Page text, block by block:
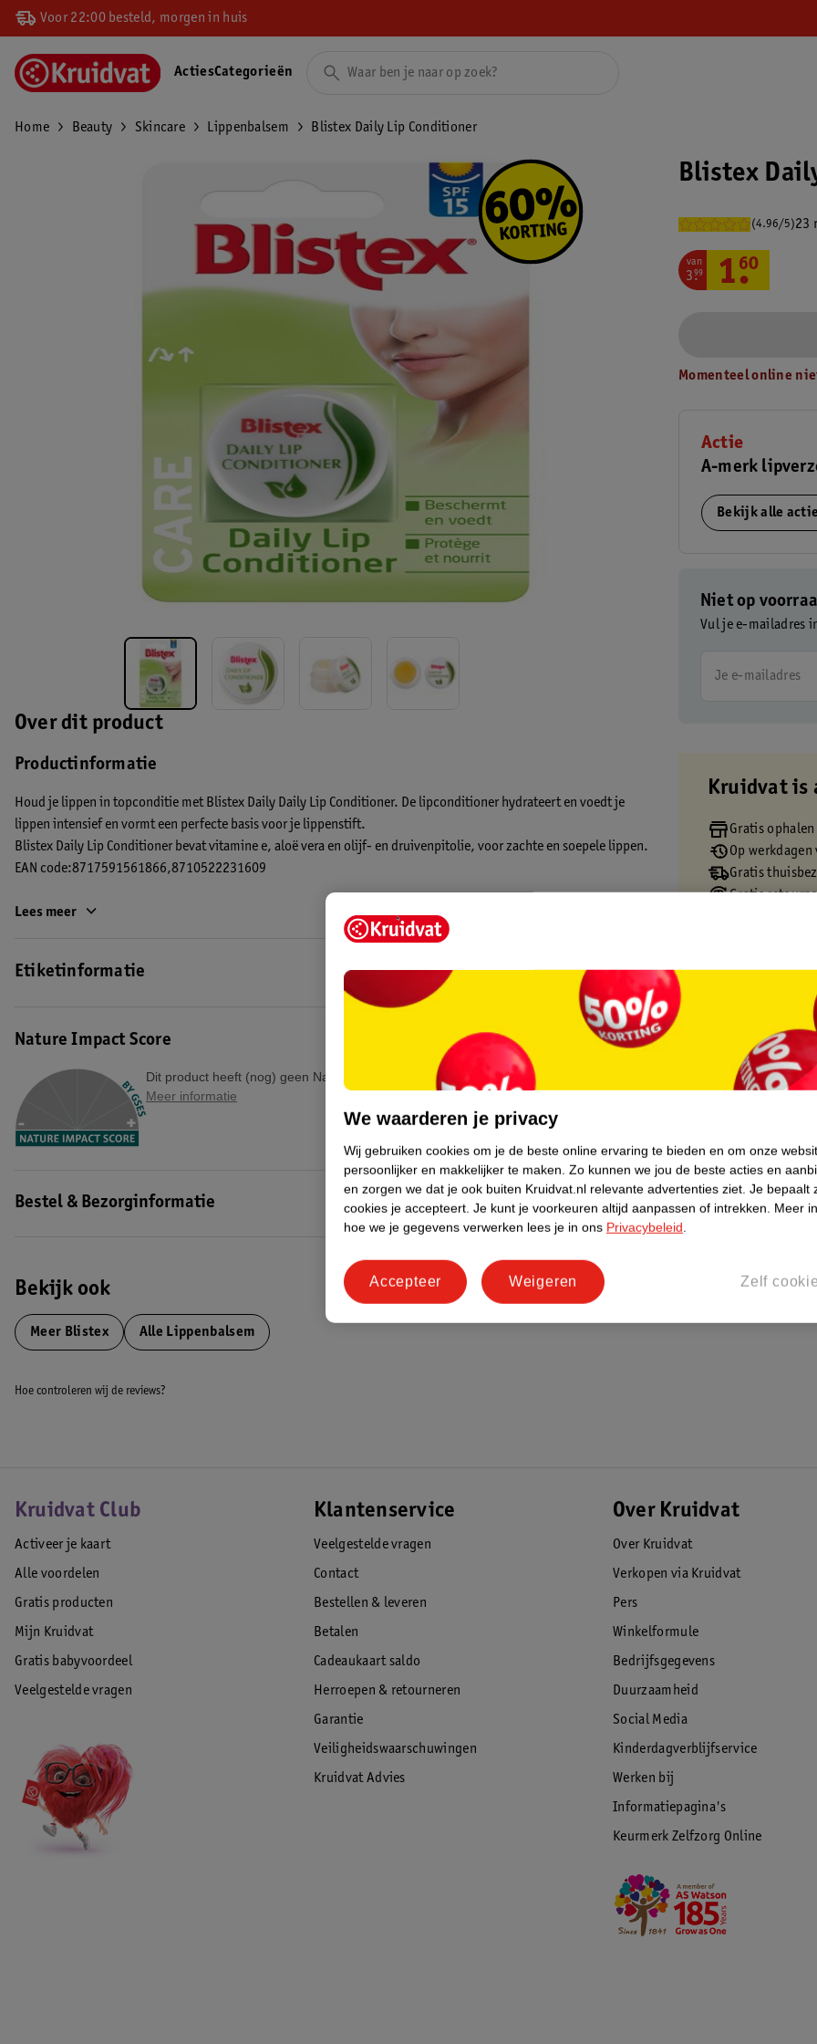
Voor 22:00 besteld, morgen in huis
ActiesCategorieën
Home Beauty Skincare Lippenbalsem Blistex Daily Lip Conditioner
Over dit product
Productinformatie
Houd je lippen in topconditie met Blistex Daily Daily Lip Conditioner. De lipconditioner hydrateert en voedt je
lippen intensief en vormt een perfecte basis voor je lippenstift.
Blistex Daily Lip Conditioner bevat vitamine e, aloë vera en olijf- en druivenpitolie, voor zachte en soepele lippen.
EAN code:8717591561866,8710522231609
Lees meer
Etiketinformatie
Nature Impact Score
Dit product heeft (nog) geen Nature Impact Score.
Meer informatie
Bestel & Bezorginformatie
Bekijk ook
Meer Blistex Alle Lippenbalsem
Blistex
(4.96/5)23
van
3.
99 1.
60
Momenteel online
Actie
A-merk
Bekijk alle
Niet op
Vul je e-mailadres
Je e-mailadres
Kruidvat is
Gratis
Op
Gratis
Gratis
Gratis
Hoe controleren wij de reviews?
Kruidvat Club
Activeer je kaart
Alle voordelen
Gratis producten
Mijn Kruidvat
Gratis babyvoordeel
Veelgestelde vragen
Klantenservice
Veelgestelde vragen
Contact
Bestellen & leveren
Betalen
Cadeaukaart saldo
Herroepen & retourneren
Garantie
Veiligheidswaarschuwingen
Kruidvat Advies
Over Kruidvat
Over Kruidvat
Verkopen via Kruidvat
Pers
Winkelformule
Bedrijfsgegevens
Duurzaamheid
Social Media
Kinderdagverblijfservice
Werken bij
Informatiepagina's
Keurmerk Zelfzorg Online
We waarderen je privacy
Wij gebruiken cookies om je de beste online ervaring te bieden en om onze
persoonlijker en makkelijker te maken. Zo kunnen we jou de beste acties en
en zorgen we dat je ook buiten Kruidvat.nl relevante advertenties ziet. Je bepaalt
cookies je accepteert. Je kunt je voorkeuren altijd aanpassen of intrekken. Meer
hoe we je gegevens verwerken lees je in ons Privacybeleid.
Zelf
Weigeren
Accepteer